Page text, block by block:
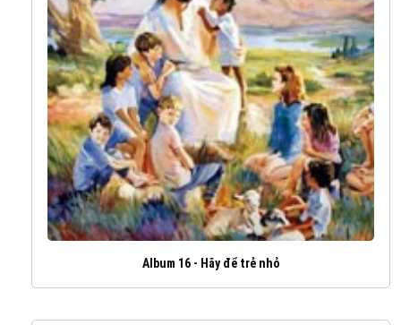
Album 16 - Hãy để trẻ nhỏ